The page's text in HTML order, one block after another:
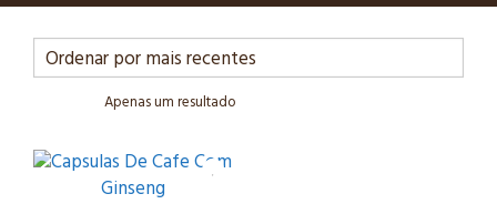
Apenas um resultado